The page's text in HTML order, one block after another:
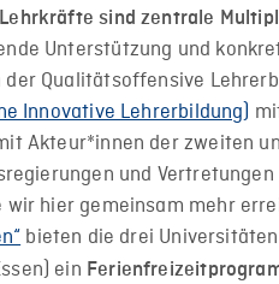
sind zentrale
Unterstützung und
Qualitätsoffensive
Innovative Lehrerbildung)
Akteur*innen der zweiten
und
hier gemeinsam mehr
bieten die drei
ein